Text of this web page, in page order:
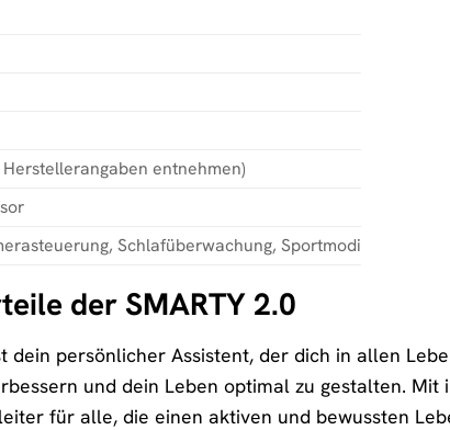
entnehmen)
Schlafüberwachung, Sportmodi
der SMARTY 2.0
dein persönlicher Assistent, der dich in allen
und dein Leben optimal zu gestalten. Mit
für alle, die einen aktiven und bewussten